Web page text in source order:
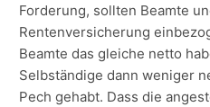
Forderung, sollten Beamte
Rentenversicherung
Beamte das gleiche netto
Selbständige dann weniger
Pech gehabt. Dass die